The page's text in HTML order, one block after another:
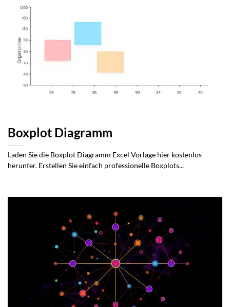
Boxplot Diagramm
Laden Sie die Boxplot Diagramm Excel Vorlage hier kostenlos
herunter. Erstellen Sie einfach professionelle Boxplots...